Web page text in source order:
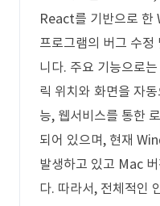
React를 기반으로
프로그램의 버그 수정
니다. 주요 기능으로
릭 위치와 화면을 자
능, 웹서비스를 통한
되어 있으며, 현재
발생하고 있고 Mac
다. 따라서, 전체적인